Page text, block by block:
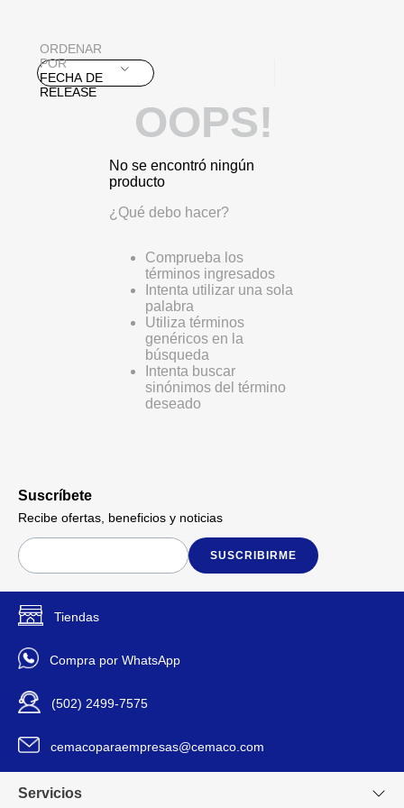
ORDENAR
POR
FECHA DE
RELEASE
OOPS!
No se encontró ningún
producto
¿Qué debo hacer?
Comprueba los
términos ingresados
Intenta utilizar una sola
palabra
Utiliza términos
genéricos en la
búsqueda
Intenta buscar
sinónimos del término
deseado
Suscríbete
Recibe ofertas, beneficios y noticias
SUSCRIBIRME
Tiendas
Compra por WhatsApp
(502) 2499-7575
cemacoparaempresas@cemaco.com
Servicios